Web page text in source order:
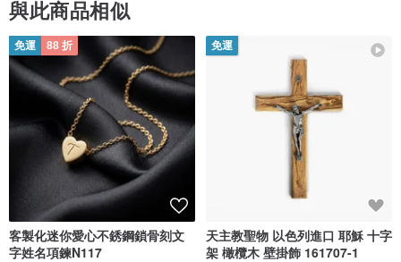
與此商品相似
免運 88 折
客製化迷你愛心不銹鋼鎖骨刻文
字姓名項鍊N117
免運
天主教聖物 以色列進口 耶穌 十字
架 橄欖木 壁掛飾 161707-1